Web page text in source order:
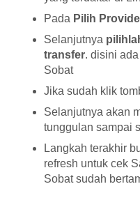
Pada Pilih
Selanjutnya
transfer. disini
Sobat
Jika sudah klik
Selanjutnya akan
tunggulan sampai
Langkah terakhir
refresh untuk cek
Sobat sudah